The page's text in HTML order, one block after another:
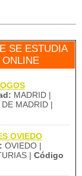
SE ESTUDIA
ONLINE
MADRID |
MADRID |
OVIEDO
OVIEDO |
| Código